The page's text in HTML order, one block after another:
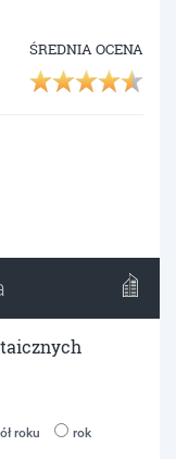
ŚREDNIA OCENA
roku rok